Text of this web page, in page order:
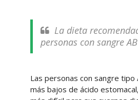
La dieta
personas con sangre AB
Las personas con sangre tipo
más bajos de ácido